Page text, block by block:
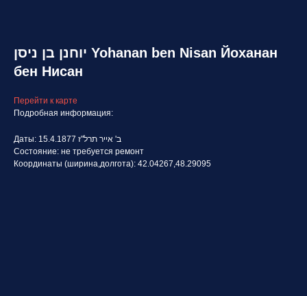
יוחנן בן ניסן Yohanan ben Nisan Йоханан
бен Нисан
Перейти к карте
Подробная информация:
Даты: 15.4.1877 ב' אייר תרל"ז
Состояние: не требуется ремонт
Координаты (ширина,долгота): 42.04267,48.29095